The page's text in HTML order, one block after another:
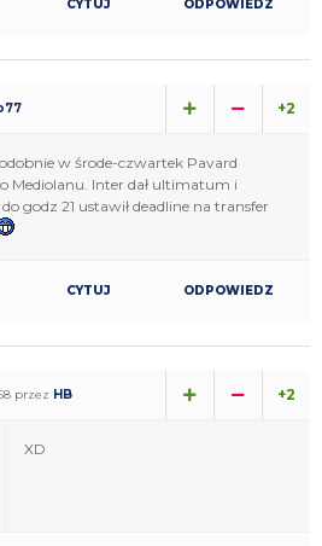
CYTUJ ODPOWIEDZ
+2
w środe-czwartek Pavard
Mediolanu. Inter dał ultimatum i
godz 21 ustawił deadline na transfer
CYTUJ ODPOWIEDZ
przez HB +2
XD